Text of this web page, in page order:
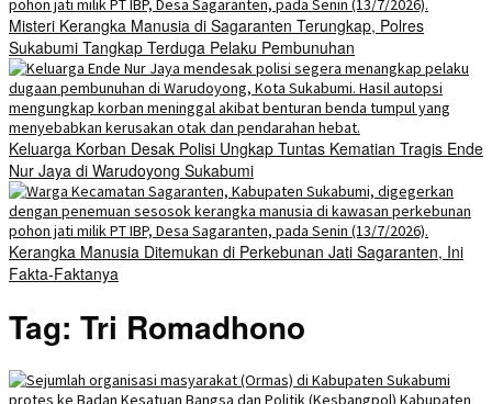
Misteri Kerangka Manusia di Sagaranten Terungkap, Polres
Sukabumi Tangkap Terduga Pelaku Pembunuhan
Keluarga Korban Desak Polisi Ungkap Tuntas Kematian Tragis Ende
Nur Jaya di Warudoyong Sukabumi
Kerangka Manusia Ditemukan di Perkebunan Jati Sagaranten, Ini
Fakta-Faktanya
Tag: Tri Romadhono